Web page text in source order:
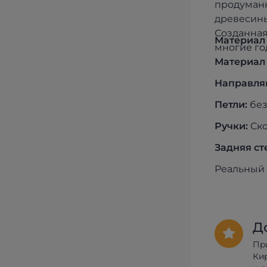
многие
Материал
Материал
Петли:
Ручки:
Задняя
Реальный